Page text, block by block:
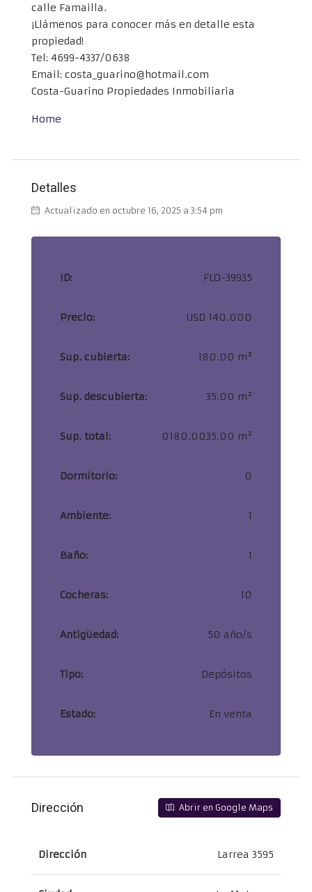
calle Famailla.
¡Llámenos para conocer más en detalle esta
propiedad!
Tel: 4699-4337/0638
Email: costa_guarino@hotmail.com
Costa-Guarino Propiedades Inmobiliaria
Home
Detalles
Actualizado en octubre 16, 2025 a 3:54 pm
ID: FLO-39935
Precio: USD 140.000
Sup. cubierta: 180.00 m²
Sup. descubierta: 35.00 m²
Sup. total: 0180.0035.00 m²
Dormitorio: 0
Ambiente: 1
Baño: 1
Cocheras: 10
Antigüedad: 50 año/s
Tipo: Depósitos
Estado: En venta
Dirección Abrir en Google Maps
Dirección Larrea 3595